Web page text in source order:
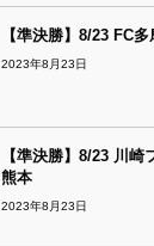
【準決勝】8/23 FC
2023年8月23日
【準決勝】8/23 川
熊本
2023年8月23日